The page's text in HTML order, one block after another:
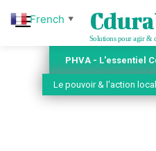
Solutions pour agir &
PHVA - L'essentiel
Le pouvoir & l'action
French ▼